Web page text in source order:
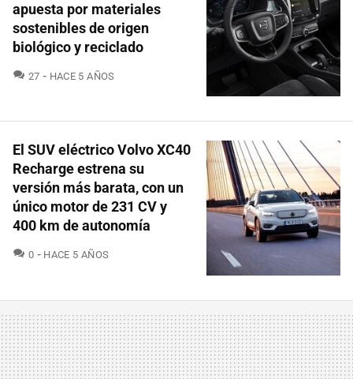
apuesta por materiales
sostenibles de origen
biológico y reciclado
27 COMENTARIOS
HACE 5 AÑOS
El SUV eléctrico Volvo XC40
Recharge estrena su
versión más barata, con un
único motor de 231 CV y
400 km de autonomía
0 COMENTARIOS
HACE 5 AÑOS